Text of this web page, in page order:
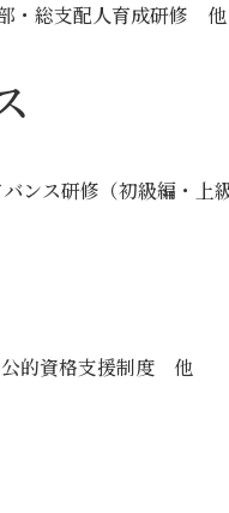
・総支配人育成研修 他
バンス研修（初級編・
公的資格支援制度 他